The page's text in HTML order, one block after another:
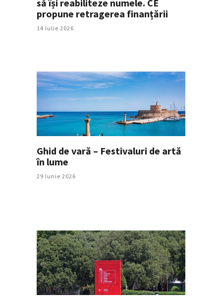
să își reabiliteze numele. CE
propune retragerea finanțării
14 Iulie 2026
Ghid de vară – Festivaluri de artă
în lume
29 Iunie 2026